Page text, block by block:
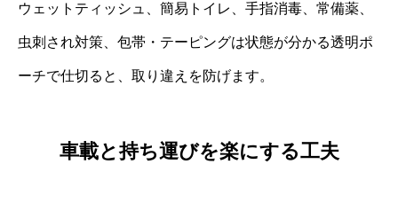
ウェットティッシュ、簡易トイレ、手指消毒、常備薬、
虫刺され対策、包帯・テーピングは状態が分かる透明ポ
ーチで仕切ると、取り違えを防げます。
車載と持ち運びを楽にする工夫